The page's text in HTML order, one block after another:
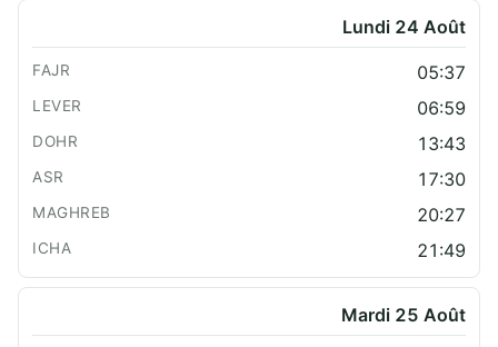
Lundi 24 Août
05:37
06:59
13:43
17:30
20:27
21:49
Mardi 25 Août